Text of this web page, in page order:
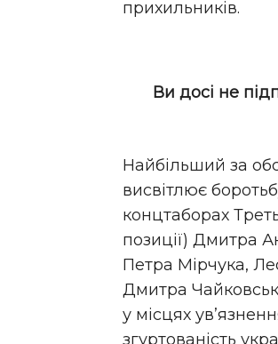
прихильників.
Ви досі не
Найбільший за
висвітлює
концтаборах
позиції) Дмитра
Петра Мірчука,
Дмитра
у місцях
згуртованість